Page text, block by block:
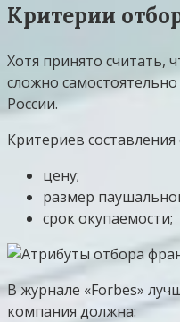
Критерии
Хотя принято считать,
сложно
России.
Критериев
цену;
размер
срок окупаемости;
В журнале «Forbes»
компания должна: